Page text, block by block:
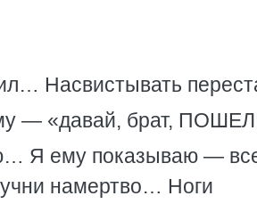
Насвистывать
— «давай, брат,
Я ему показываю —
намертво… Ноги